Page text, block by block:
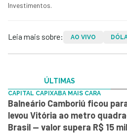
Investimentos.
Leia mais sobre: AO VIVO
ÚLTIMAS
CAPITAL CAPIXABA MAIS CARA
Balneário Camboriú ficou
levou Vitória ao metro
Brasil — valor supera R$ 15 mil